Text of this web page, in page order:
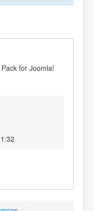
for Joomla!